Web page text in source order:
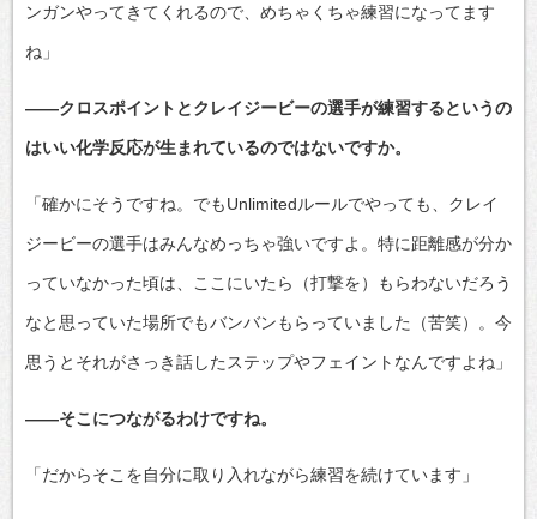
ンガンやってきてくれるので、めちゃくちゃ練習になってます
ね」
――クロスポイントとクレイジービーの選手が練習するというの
はいい化学反応が生まれているのではないですか。
「確かにそうですね。でもUnlimitedルールでやっても、クレイ
ジービーの選手はみんなめっちゃ強いですよ。特に距離感が分か
っていなかった頃は、ここにいたら（打撃を）もらわないだろう
なと思っていた場所でもバンバンもらっていました（苦笑）。今
思うとそれがさっき話したステップやフェイントなんですよね」
――そこにつながるわけですね。
「だからそこを自分に取り入れながら練習を続けています」